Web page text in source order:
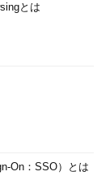
とは
On：SSO）とは